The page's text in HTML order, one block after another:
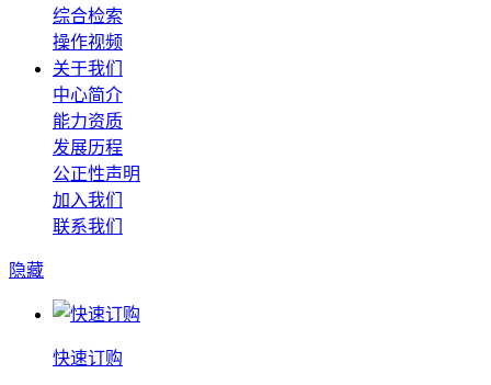
综合检索
操作视频
关于我们
中心简介
能力资质
发展历程
公正性声明
加入我们
联系我们
隐藏
快速订购